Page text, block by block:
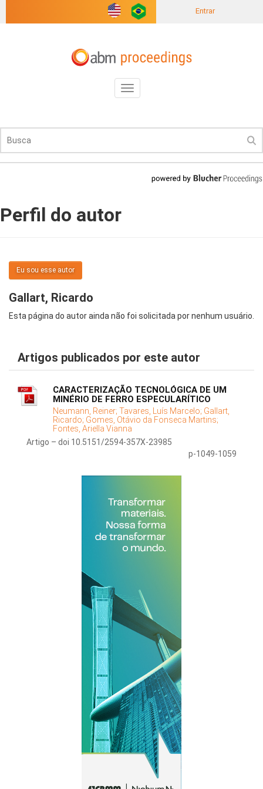
Entrar
Toggle
navigation
Perfil do autor
Eu sou esse autor
Gallart, Ricardo
Esta página do autor ainda não foi solicitada por nenhum usuário.
Artigos publicados por este autor
CARACTERIZAÇÃO TECNOLÓGICA DE UM
MINÉRIO DE FERRO ESPECULARÍTICO
Neumann, Reiner; Tavares, Luís Marcelo; Gallart,
Ricardo; Gomes, Otávio da Fonseca Martins;
Fontes, Ariella Vianna
Artigo – doi 10.5151/2594-357X-23985
p-1049-1059